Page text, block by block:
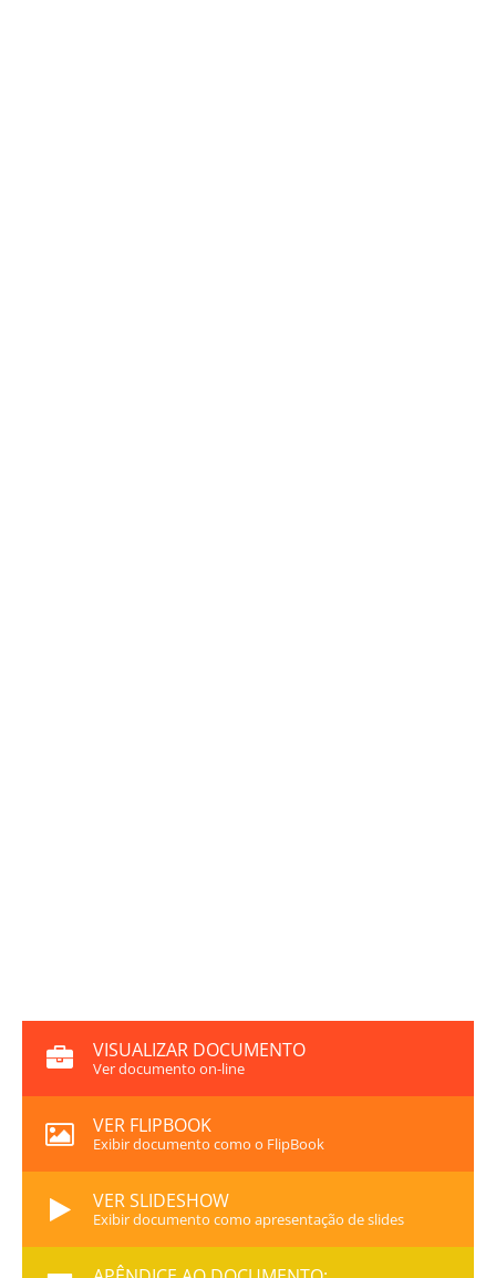
VISUALIZAR DOCUMENTO
Ver documento on-line
VER FLIPBOOK
Exibir documento como o FlipBook
VER SLIDESHOW
Exibir documento como apresentação de slides